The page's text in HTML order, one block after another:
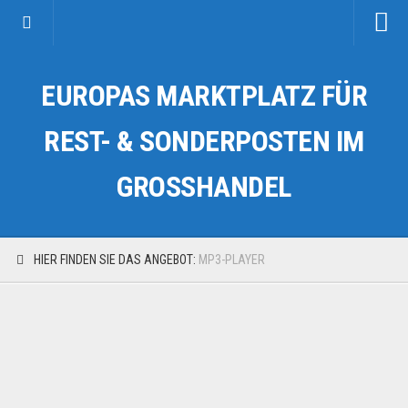
Kategorien
Auto & Motorrad
Fahrzeuge & Transport
EUROPAS MARKTPLATZ FÜR
REST- & SONDERPOSTEN IM
GROSSHANDEL
HIER FINDEN SIE DAS ANGEBOT: MP3-PLAYER